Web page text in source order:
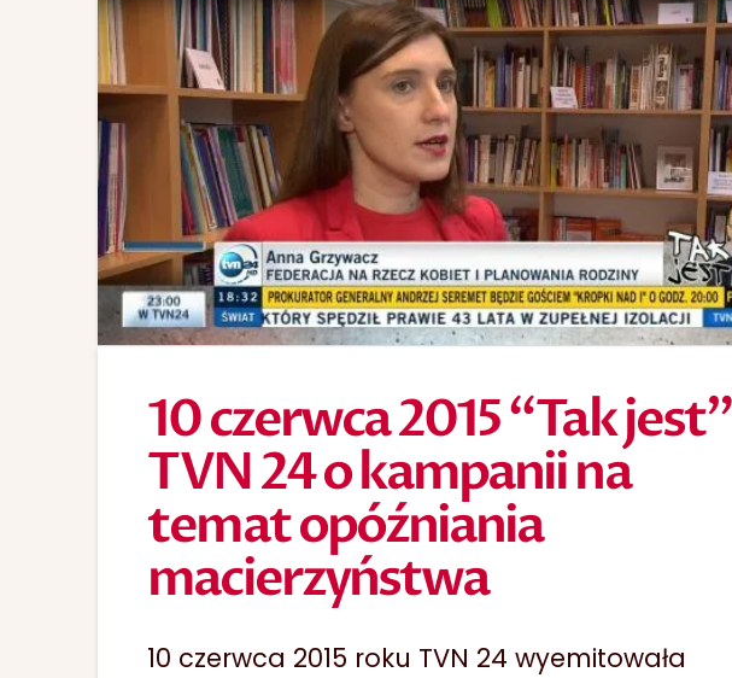
10 czerwca 2015 “Tak jest”
TVN 24 o kampanii na
temat opóźniania
macierzyństwa
10 czerwca 2015 roku TVN 24 wyemitowała